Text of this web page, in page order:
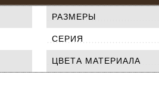
РАЗМЕРЫ
СЕРИЯ
ЦВЕТА МАТЕРИАЛА